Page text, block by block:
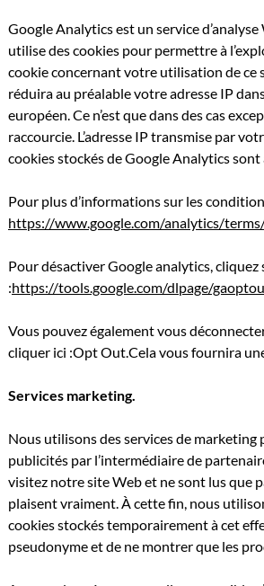
Google Analytics est un service
utilise des cookies pour permettre à
cookie concernant votre utilisation de ce
réduira au préalable votre adresse IP
européen. Ce n’est que dans des cas
raccourcie. L’adresse IP transmise par
cookies stockés de Google Analytics
Pour plus d’informations sur les
https://www.google.com/analytics/
Pour désactiver Google analytics,
:https://tools.google.com/dlpage/
Vous pouvez également vous
cliquer ici :Opt Out.Cela vous fournira
Services marketing.
Nous utilisons des services de
publicités par l’intermédiaire de
visitez notre site Web et ne sont lus que
plaisent vraiment. À cette fin, nous
cookies stockés temporairement à cet
pseudonyme et de ne montrer que les